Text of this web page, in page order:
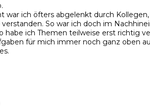
war ich öfters abgelenkt durch
So war ich doch im
habe ich Themen teilweise erst richtig
für mich immer noch ganz oben